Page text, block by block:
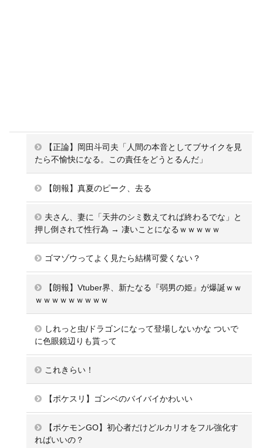
【正論】岡田斗司夫「人間の本音としてブサイクを見
たら不愉快になる。この責任をどうとるんだ」
【朗報】真夏のピーク、去る
夫さん、妻に「天井のシミ数えてれば終わるでな」と
押し倒されて性行為 → 凄いことになるｗｗｗｗｗ
ゴマゾウってよく見たら結構可愛くない？
【朗報】Vtuber界、新たなる『弱男の姫』が爆誕ｗｗ
ｗｗｗｗｗｗｗｗｗ
しれっと虫/ドラゴンになって登場しないかな ついで
に色眼鏡辺りも貰って
これきらい！
【ポケスリ】ゴンベのバイバイかわいい
【ポケモンGO】初心者だけどルカリオをフル強化す
ればいいの？